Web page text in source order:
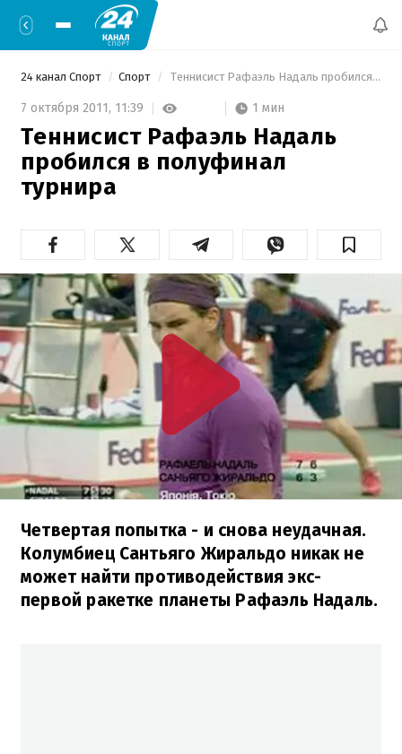
24 канал Спорт Спорт Теннисист Рафаэль Надаль пробился в полуфинал турнира
7 октября 2011, 11:39 1 мин
Теннисист Рафаэль Надаль
пробился в полуфинал
турнира
Четвертая попытка - и снова неудачная.
Колумбиец Сантьяго Жиральдо никак не
может найти противодействия экс-
первой ракетке планеты Рафаэль Надаль.